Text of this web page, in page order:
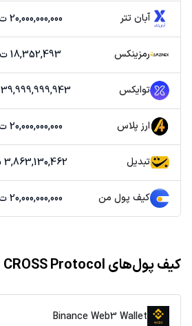
آبان تتر 20,000,000,000 ت
رمزینکس 18,352,493 ت
توایکس 39,999,999,943 ت
ارز پلاس 20,000,000,000 ت
تبدیل 3,863,130,462 ت
کیف پول من 20,000,000,000 ت
کیف پول‌های CROSS Protocol
Binance Web3 Wallet